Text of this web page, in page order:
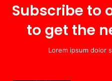
Subscribe to
to get the
Lorem ipsum dolor